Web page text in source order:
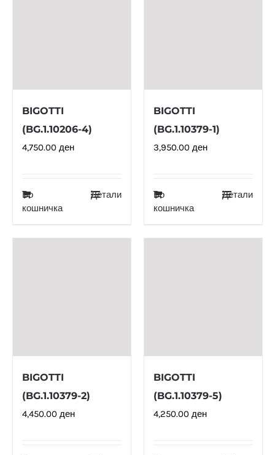
BIGOTTI
(BG.1.10206-4)
4,750.00 ден
Во
кошничка
Детали
BIGOTTI
(BG.1.10379-1)
3,950.00 ден
Во
кошничка
Детали
BIGOTTI
(BG.1.10379-2)
4,450.00 ден
BIGOTTI
(BG.1.10379-5)
4,250.00 ден